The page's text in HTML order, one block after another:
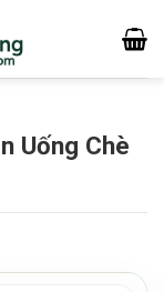
Uống Chè